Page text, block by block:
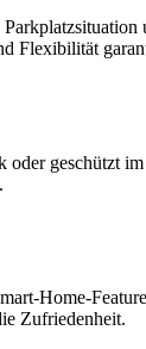
Flexibilität
geschützt
Home-
Zufriedenheit.